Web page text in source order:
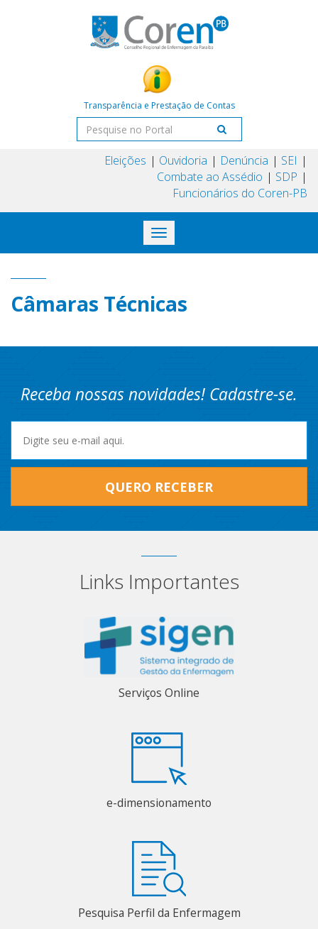
Transparência e Prestação de Contas
Eleições Ouvidoria Denúncia
SEI
Combate ao Assédio
SDP
Funcionários do Coren-PB
Toggle
navigation
Câmaras Técnicas
Receba nossas novidades! Cadastre-se.
QUERO RECEBER
Links Importantes
Serviços Online
e-dimensionamento
Pesquisa Perfil da Enfermagem